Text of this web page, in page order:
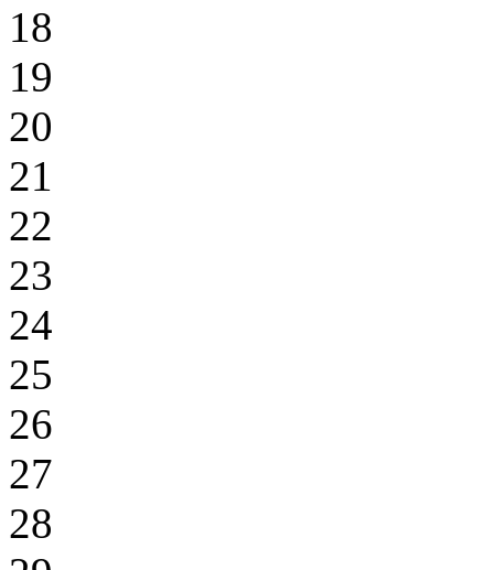
18
19
20
21
22
23
24
25
26
27
28